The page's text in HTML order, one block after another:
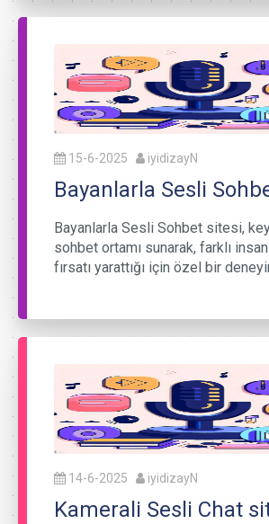
15-6-2025 iyidizayN
Bayanlarla Sesli
Bayanlarla Sesli Sohbet sitesi,
sohbet ortamı sunarak, farklı
fırsatı yarattığı için özel bir
14-6-2025 iyidizayN
Kamerali Sesli Chat